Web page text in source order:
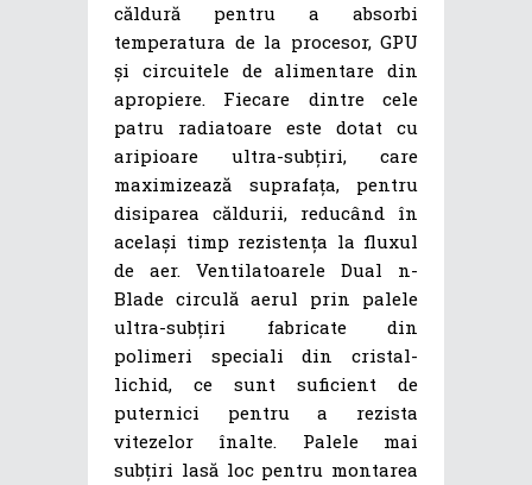
căldură pentru a absorbi
temperatura de la procesor, GPU
și circuitele de alimentare din
apropiere. Fiecare dintre cele
patru radiatoare este dotat cu
aripioare ultra-subțiri, care
maximizează suprafața, pentru
disiparea căldurii, reducând în
același timp rezistența la fluxul
de aer. Ventilatoarele Dual n-
Blade circulă aerul prin palele
ultra-subțiri fabricate din
polimeri speciali din cristal-
lichid, ce sunt suficient de
puternici pentru a rezista
vitezelor înalte. Palele mai
subțiri lasă loc pentru montarea